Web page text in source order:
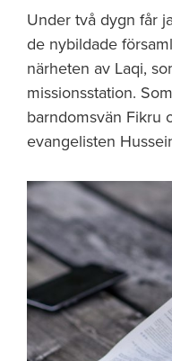
Under två dygn får
de nybildade
närheten av Laqi,
missionsstation.
barndomsvän Fikru
evangelisten